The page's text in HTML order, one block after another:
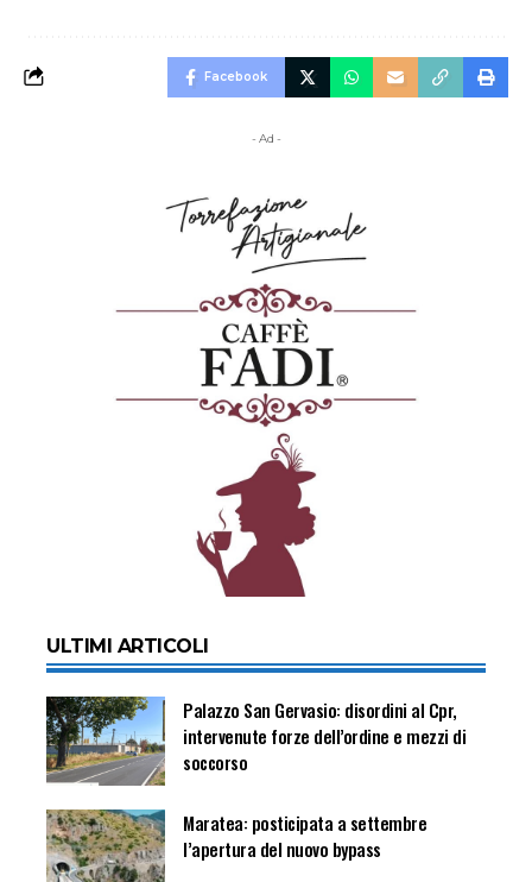
Facebook
- Ad -
ULTIMI ARTICOLI
Palazzo San Gervasio: disordini al Cpr,
intervenute forze dell’ordine e mezzi di
soccorso
Maratea: posticipata a settembre
l’apertura del nuovo bypass